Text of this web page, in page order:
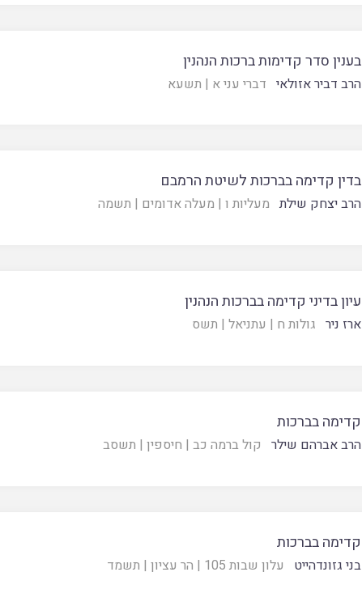
בענין סדר קדימות ברכות הנהנין
הרב דביר אזולאי דברי עני א | תשעא
בדין קדימה בברכות לשיטת הרמבם
הרב יצחק שילת מעליות ו | מעלה אדומים | תשמה
עיון בדיני קדימה בברכות הנהנין
ארז ניר גולות ח | עתניאל | תשס
קדימה בברכות
הרב אברהם שילר קול ברמה כב | חיספין | תשסב
קדימה בברכות
בני גזונדהייט עלון שבות 105 | הר עציון | תשמד